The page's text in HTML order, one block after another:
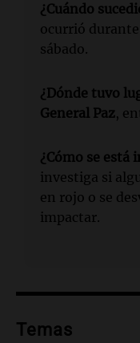
¿Cuándo
ocurrió
sábado.
¿Dónde tuvo
General Paz,
¿Cómo se está
investiga si
en rojo o se
impactar.
Temas